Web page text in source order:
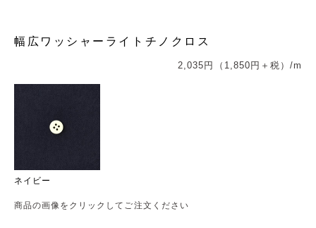
幅広ワッシャーライトチノクロス
2,035円（1,850円＋税）/m
ネイビー
商品の画像をクリックしてご注文ください